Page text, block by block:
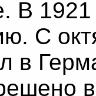
В 1921
С
в